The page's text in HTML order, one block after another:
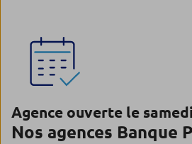
Agence ouverte le samedi
Nos agences Banque